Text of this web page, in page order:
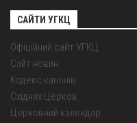
САЙТИ УГКЦ
Офіційний сайт УГКЦ
Сайт новин
Кодекс канонів
Східних Церков
Церковний календар